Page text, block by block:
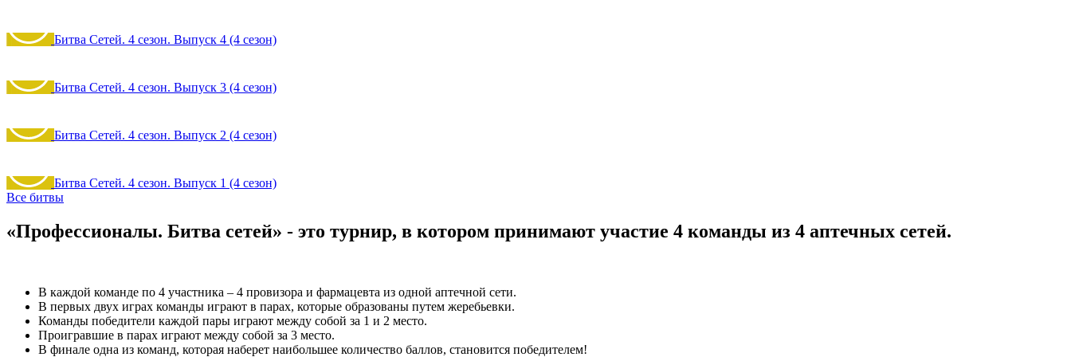
Битва Сетей. 4 сезон. Выпуск 4 (4 сезон)
Битва Сетей. 4 сезон. Выпуск 3 (4 сезон)
Битва Сетей. 4 сезон. Выпуск 2 (4 сезон)
Битва Сетей. 4 сезон. Выпуск 1 (4 сезон)
Все битвы
«Профессионалы. Битва сетей» - это турнир, в котором принимают участие 4 команды из 4 аптечных сетей.
В каждой команде по 4 участника – 4 провизора и фармацевта из одной аптечной сети.
В первых двух играх команды играют в парах, которые образованы путем жеребьевки.
Команды победители каждой пары играют между собой за 1 и 2 место.
Проигравшие в парах играют между собой за 3 место.
В финале одна из команд, которая наберет наибольшее количество баллов, становится победителем!